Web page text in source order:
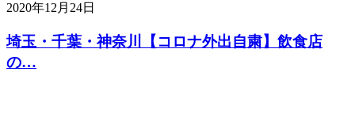
2020年12月24日
埼玉・千葉・神奈川【コロナ外出自粛】飲食店
の…